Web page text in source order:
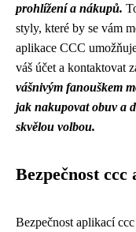
prohlížení a nákupů.
styly, které by se vám
aplikace CCC
váš účet a kontaktovat
vášnivým fanouškem
jak nakupovat obuv a
skvělou volbou.
Bezpečnost ccc
Bezpečnost aplikací